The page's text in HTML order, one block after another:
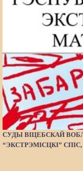
СУДЫ ВІЦЕБСКАЙ
“ЭКСТРЭМІСЦКІ”